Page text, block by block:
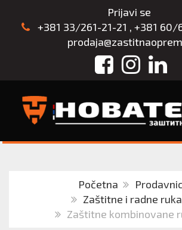
Prijavi se
+381 33/261-21-21 , +381 60/
Facebook
Početna
Zaštitne i radne
Zaštitne kombinovane